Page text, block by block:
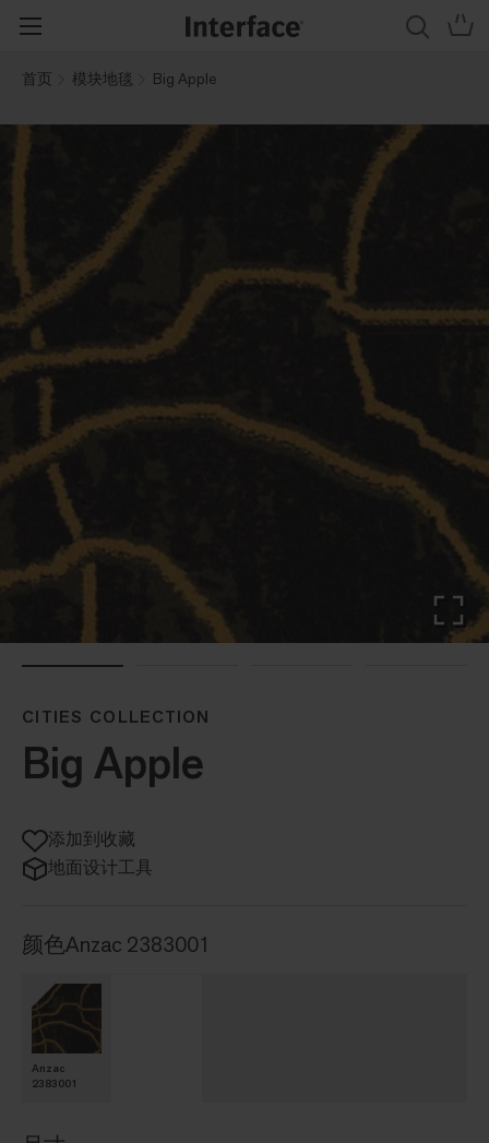
首页 模块地毯 Big Apple
CITIES COLLECTION
Big Apple
添加到收藏
地面设计工具
颜色Anzac 2383001
Anzac
2383001